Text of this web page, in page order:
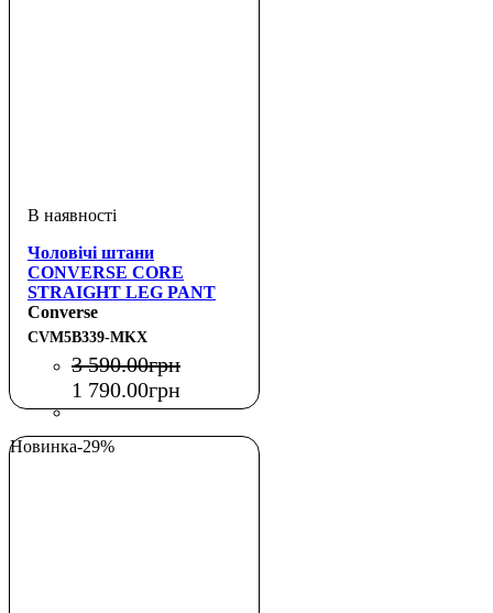
Чоловічі штани
CONVERSE CORE
STRAIGHT LEG PANT
Converse
CVM5B339-MKX
3 590.00грн
1 790.00грн
Новинка-29%